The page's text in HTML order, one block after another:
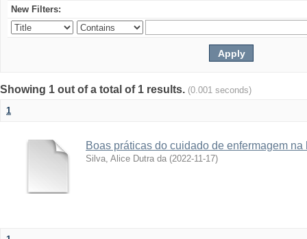
New Filters:
Showing 1 out of a total of 1 results. (0.001 seconds)
1
Boas práticas do cuidado de enfermagem
Silva, Alice Dutra da (2022-11-17)